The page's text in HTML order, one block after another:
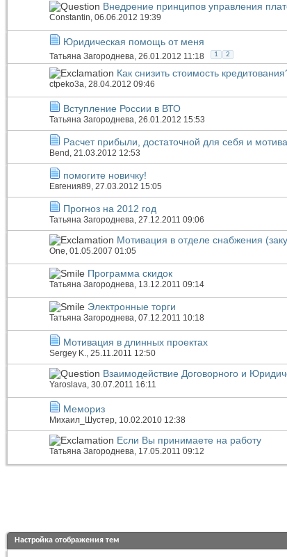
Внедрение принципов управления
Constantin, 06.06.2012 19:39
Юридическая помощь от меня
Татьяна Загороднева, 26.01.2012 11:18 1 2
Как снизить стоимость
ctpeko3a, 28.04.2012 09:46
Вступление России в ВТО
Татьяна Загороднева, 26.01.2012 15:53
Расчет прибыли, достаточной для себя и
Bend , 21.03.2012 12:53
помогите новичку!
Евгения89, 27.03.2012 15:05
Прогноз на 2012 год
Татьяна Загороднева, 27.12.2011 09:06
Мотивация в отделе снабжения
One, 01.05.2007 01:05
Программа скидок
Татьяна Загороднева, 13.12.2011 09:14
Электронные торги
Татьяна Загороднева, 07.12.2011 10:18
Мотивация в длинных проектах
Sergey K., 25.11.2011 12:50
Взаимодействие Договорного и
Yaroslava, 30.07.2011 16:11
Мемориз
Михаил_Шустер, 10.02.2010 12:38
Если Вы принимаете на работу
Татьяна Загороднева, 17.05.2011 09:12
Настройка отображения тем